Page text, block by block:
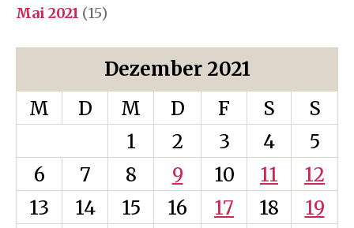
Mai 2021 (15)
Dezember 2021
M
D M D F S
S
1
2 3 4
5
6
7 8 9 10 11
12
13
14 15 16 17 18
19